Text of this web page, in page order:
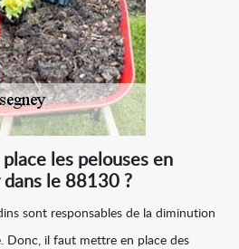
les pelouses en
dans le 88130 ?
sont responsables de la diminution
Donc, il faut mettre en place des